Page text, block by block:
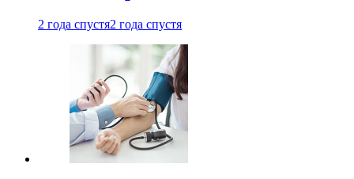
2 года спустя2 года спустя